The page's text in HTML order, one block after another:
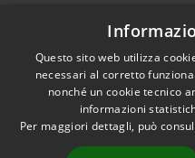
Dichiarazione di accessibilità
RSS
Accessibilità
Questo sito web utilizza
necessari al corretto
nonché un cookie tecnico
informazioni
Per maggiori dettagli, può